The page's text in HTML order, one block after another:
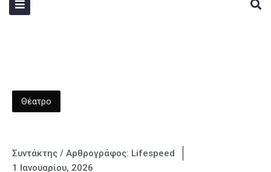
Θέατρο
Συντάκτης / Αρθρογράφος: Lifespeed
1 Ιανουαρίου, 2026